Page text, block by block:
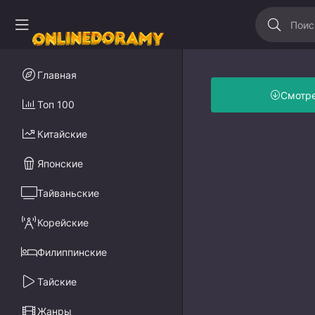
Главная
Топ 100
Китайские
Японские
Тайваньские
Корейские
Филиппинские
Тайские
Жанры